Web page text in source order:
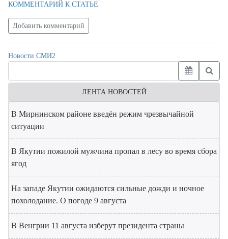
КОММЕНТАРИЙ К СТАТЬЕ
Добавить комментарий
Новости СМИ2
ЛЕНТА НОВОСТЕЙ
В Мирнинском районе введён режим чрезвычайной
ситуации
В Якутии пожилой мужчина пропал в лесу во время сбора
ягод
На западе Якутии ожидаются сильные дожди и ночное
похолодание. О погоде 9 августа
В Венгрии 11 августа изберут президента страны